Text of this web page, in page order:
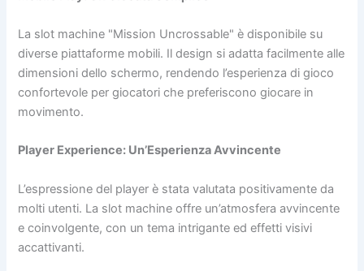
La slot machine "Mission Uncrossable" è disponibile su
diverse piattaforme mobili. Il design si adatta facilmente alle
dimensioni dello schermo, rendendo l’esperienza di gioco
confortevole per giocatori che preferiscono giocare in
movimento.
Player Experience: Un’Esperienza Avvincente
L’espressione del player è stata valutata positivamente da
molti utenti. La slot machine offre un’atmosfera avvincente
e coinvolgente, con un tema intrigante ed effetti visivi
accattivanti.